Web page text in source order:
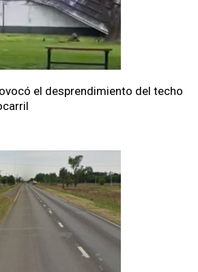
el desprendimiento del techo